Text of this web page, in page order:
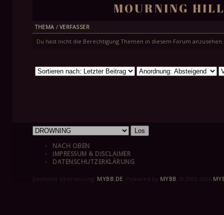
MOURNING
THEMA / VERFASSER
Du hast nicht die Berechtigung Themen in diesem Forum anzusehen.
NACH OBEN
IMPRESSUM & DISCLAIMER
DATENSCHUTZERKLÄRUNG
Deutsche Übersetzung: MYBB.DE, Powered by MYBB, © 2002-2026